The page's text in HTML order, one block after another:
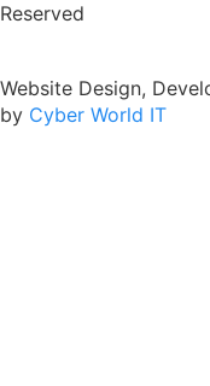
Reserved
Website Design,
by Cyber World IT